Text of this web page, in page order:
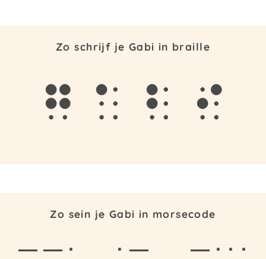
Zo schrijf je Gabi in braille
g a b i
Zo sein je Gabi in morsecode
— — · · —
— · · ·